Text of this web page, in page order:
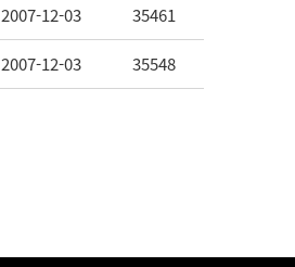
2007-12-03 35461
2007-12-03 35548